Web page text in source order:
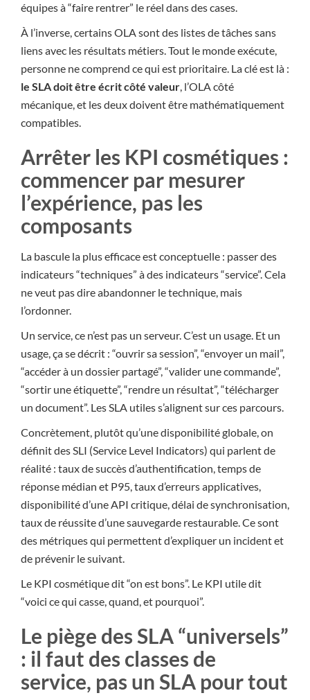
équipes à “faire rentrer” le réel dans des cases.
À l’inverse, certains OLA sont des listes de tâches sans
liens avec les résultats métiers. Tout le monde exécute,
personne ne comprend ce qui est prioritaire. La clé est là :
le SLA doit être écrit côté valeur, l’OLA côté
mécanique, et les deux doivent être mathématiquement
compatibles.
Arrêter les KPI cosmétiques :
commencer par mesurer
l’expérience, pas les
composants
La bascule la plus efficace est conceptuelle : passer des
indicateurs “techniques” à des indicateurs “service”. Cela
ne veut pas dire abandonner le technique, mais
l’ordonner.
Un service, ce n’est pas un serveur. C’est un usage. Et un
usage, ça se décrit : “ouvrir sa session”, “envoyer un mail”,
“accéder à un dossier partagé”, “valider une commande”,
“sortir une étiquette”, “rendre un résultat”, “télécharger
un document”. Les SLA utiles s’alignent sur ces parcours.
Concrètement, plutôt qu’une disponibilité globale, on
définit des SLI (Service Level Indicators) qui parlent de
réalité : taux de succès d’authentification, temps de
réponse médian et P95, taux d’erreurs applicatives,
disponibilité d’une API critique, délai de synchronisation,
taux de réussite d’une sauvegarde restaurable. Ce sont
des métriques qui permettent d’expliquer un incident et
de prévenir le suivant.
Le KPI cosmétique dit “on est bons”. Le KPI utile dit
“voici ce qui casse, quand, et pourquoi”.
Le piège des SLA “universels”
: il faut des classes de
service, pas un SLA pour tout